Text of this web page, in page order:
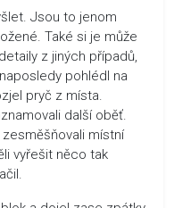
Jsou to jenom
Také si je může
z jiných případů,
pohlédl na
pryč z místa.
další oběť.
místní
vyřešit něco tak